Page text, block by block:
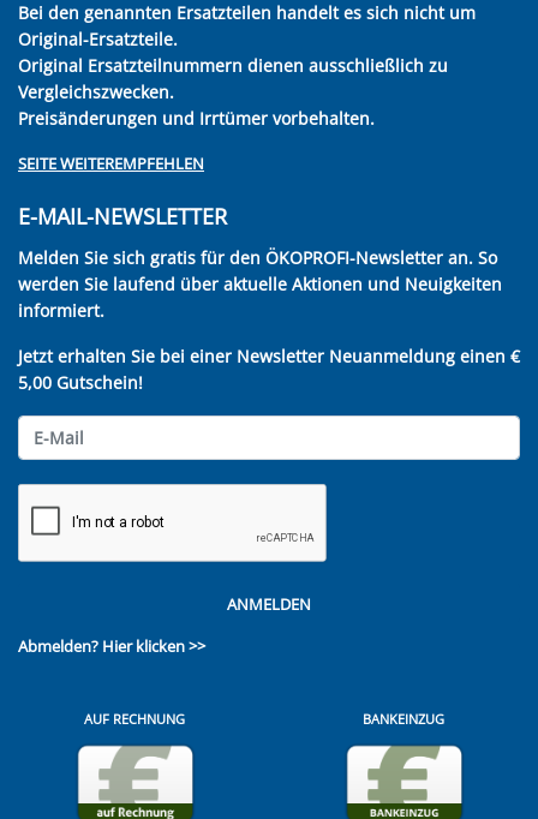
Bei den genannten Ersatzteilen handelt es sich nicht um
Original-Ersatzteile.
Original Ersatzteilnummern dienen ausschließlich zu
Vergleichszwecken.
Preisänderungen und Irrtümer vorbehalten.
SEITE WEITEREMPFEHLEN
E-MAIL-NEWSLETTER
Melden Sie sich gratis für den ÖKOPROFI-Newsletter an. So
werden Sie laufend über aktuelle Aktionen und Neuigkeiten
informiert.
Jetzt erhalten Sie bei einer Newsletter Neuanmeldung einen €
5,00 Gutschein!
ANMELDEN
Abmelden? Hier klicken >>
AUF RECHNUNG BANKEINZUG